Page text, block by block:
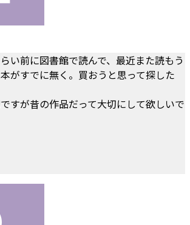
い前に図書館で読んで、最近また読もう
がすでに無く。買おうと思って探した
すが昔の作品だって大切にして欲しいで